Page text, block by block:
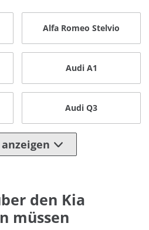
Alfa Romeo Stelvio
Audi A1
Audi Q3
den Kia
müssen